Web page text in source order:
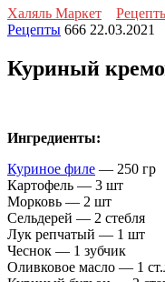
Халяль Маркет
Рецепты 666 22.03.2021
Куриный
Ингредиенты:
Куриное филе — 250 гр
Картофель — 3 шт
Морковь — 2 шт
Сельдерей — 2 стебля
Лук репчатый — 1 шт
Чеснок — 1 зубчик
Оливковое масло — 1